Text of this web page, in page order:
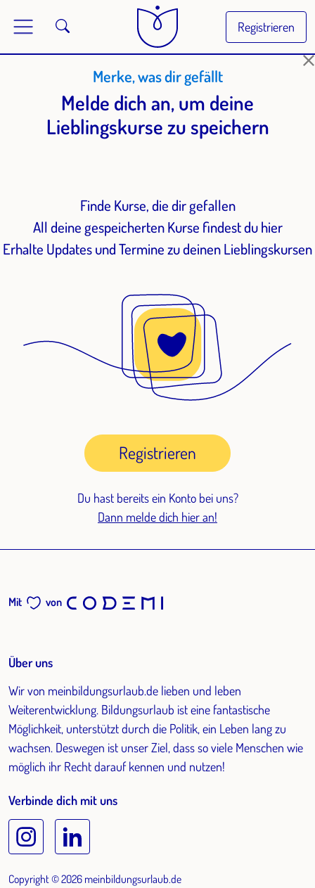
Registrieren
Merke, was dir gefällt
Melde dich an, um deine
Lieblingskurse zu speichern
Finde Kurse, die dir gefallen
All deine gespeicherten Kurse findest du hier
Erhalte Updates und Termine zu deinen Lieblingskursen
Registrieren
Du hast bereits ein Konto bei uns?
Dann melde dich hier an!
Mit von
Über uns
Wir von meinbildungsurlaub.de lieben und leben
Weiterentwicklung. Bildungsurlaub ist eine fantastische
Möglichkeit, unterstützt durch die Politik, ein Leben lang zu
wachsen. Deswegen ist unser Ziel, dass so viele Menschen wie
möglich ihr Recht darauf kennen und nutzen!
Verbinde dich mit uns
Copyright © 2026 meinbildungsurlaub.de